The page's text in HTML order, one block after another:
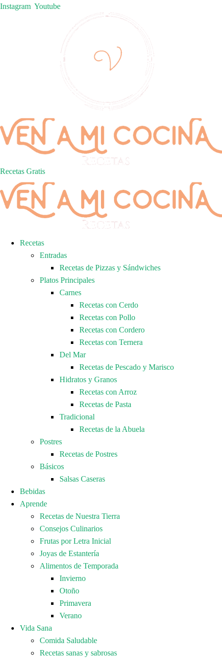
Instagram Youtube
Recetas Gratis
Recetas
Entradas
Recetas de Pizzas y Sándwiches
Platos Principales
Carnes
Recetas con Cerdo
Recetas con Pollo
Recetas con Cordero
Recetas con Ternera
Del Mar
Recetas de Pescado y Marisco
Hidratos y Granos
Recetas con Arroz
Recetas de Pasta
Tradicional
Recetas de la Abuela
Postres
Recetas de Postres
Básicos
Salsas Caseras
Bebidas
Aprende
Recetas de Nuestra Tierra
Consejos Culinarios
Frutas por Letra Inicial
Joyas de Estantería
Alimentos de Temporada
Invierno
Otoño
Primavera
Verano
Vida Sana
Comida Saludable
Recetas sanas y sabrosas